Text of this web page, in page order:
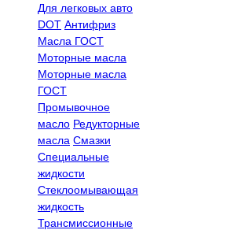
Для легковых авто
DOT Антифриз
Масла ГОСТ
Моторные масла
Моторные масла
ГОСТ
Промывочное
масло Редукторные
масла Смазки
Специальные
жидкости
Стеклоомывающая
жидкость
Трансмиссионные